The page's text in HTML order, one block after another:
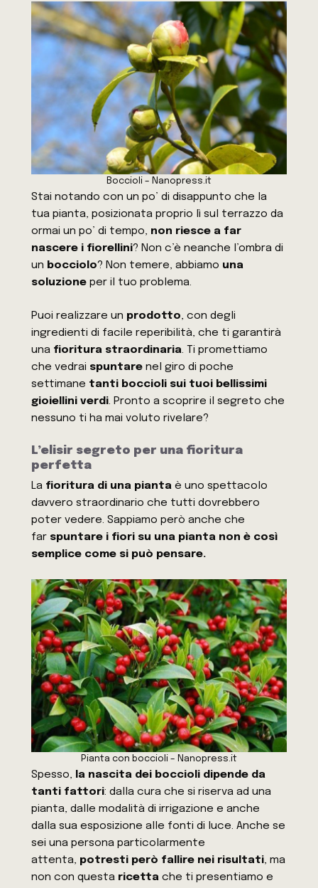
Boccioli – Nanopress.it
Stai notando con un po’ di disappunto che la
tua pianta, posizionata proprio lì sul terrazzo da
ormai un po’ di tempo, non riesce a far
nascere i fiorellini? Non c’è neanche l’ombra di
un bocciolo? Non temere, abbiamo una
soluzione per il tuo problema.
Puoi realizzare un prodotto, con degli
ingredienti di facile reperibilità, che ti garantirà
una fioritura straordinaria. Ti promettiamo
che vedrai spuntare nel giro di poche
settimane tanti boccioli sui tuoi bellissimi
gioiellini verdi. Pronto a scoprire il segreto che
nessuno ti ha mai voluto rivelare?
L’elisir segreto per una fioritura
perfetta
La fioritura di una pianta è uno spettacolo
davvero straordinario che tutti dovrebbero
poter vedere. Sappiamo però anche che
far spuntare i fiori su una pianta non è così
semplice come si può pensare.
Pianta con boccioli – Nanopress.it
Spesso, la nascita dei boccioli dipende da
tanti fattori: dalla cura che si riserva ad una
pianta, dalle modalità di irrigazione e anche
dalla sua esposizione alle fonti di luce. Anche se
sei una persona particolarmente
attenta, potresti però fallire nei risultati, ma
non con questa ricetta che ti presentiamo e